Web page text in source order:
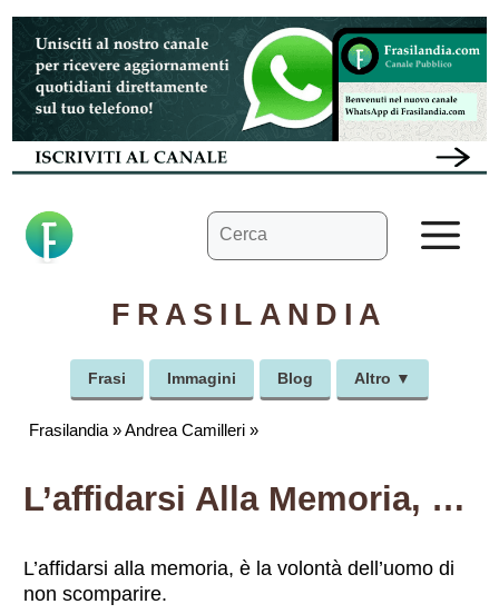
Vai
contenuto
Ricerca
per:
FRASILANDIA
Frasi Immagini Blog Altro ▼
Frasilandia »Andrea Camilleri »
L’affidarsi Alla Memoria, È La Volontà Dell’uomo Di Non Scomparire.
L’affidarsi alla memoria, è la volontà dell’uomo di
non scomparire.